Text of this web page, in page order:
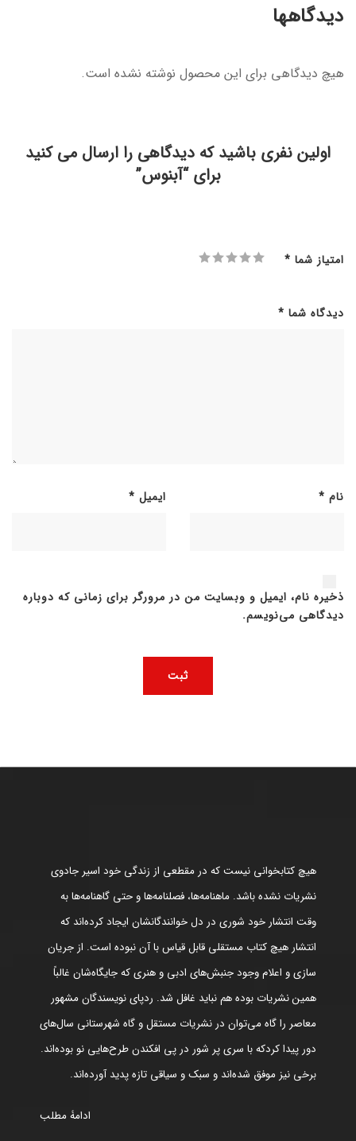
دیدگاهها
هیچ دیدگاهی برای این محصول نوشته نشده است.
اولین نفری باشید که دیدگاهی را ارسال می کنید
برای “آبنوس”
امتیاز شما *
دیدگاه شما *
نام * ایمیل *
ذخیره نام، ایمیل و وبسایت من در مرورگر برای زمانی که دوباره
دیدگاهی می‌نویسم.
هیچ کتابخوانی نیست که در مقطعی از زندگی خود اسیر جادوی
نشریات نشده باشد. ماهنامه‌ها، فصلنامه‌ها و حتی گاهنامه‌ها به
وقت انتشار خود شوری در دل خوانندگانشان ایجاد کرده‌اند که
انتشار هیچ کتاب مستقلی قابل قیاس با آن نبوده است. از جریان
سازی و اعلام وجود جنبش‌های ادبی و هنری که جایگاه‌شان غالباً
همین نشریات بوده هم نباید غافل شد. ردپای نویسندگان مشهور
معاصر را گاه می‌توان در نشریات مستقل و گاه شهرستانی سال‌های
دور پیدا کردکه با سری پر شور در پی افکندن طرح‌هایی نو بوده‌اند.
برخی نیز موفق شده‌اند و سبک و سیاقی تازه پدید آورده‌اند.
ادامۀ مطلب